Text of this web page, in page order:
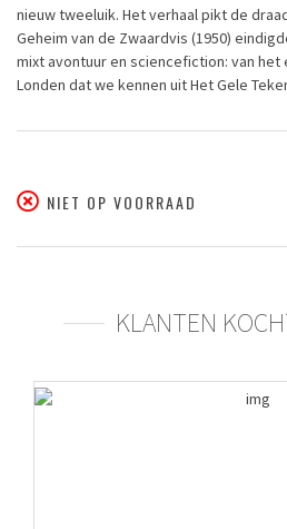
nieuw tweeluik. Het verhaal pikt de
Geheim van de Zwaardvis (1950)
mixt avontuur en sciencefiction: van
Londen dat we kennen uitHet Gele
NIET OP VOORRAAD
KLANTEN